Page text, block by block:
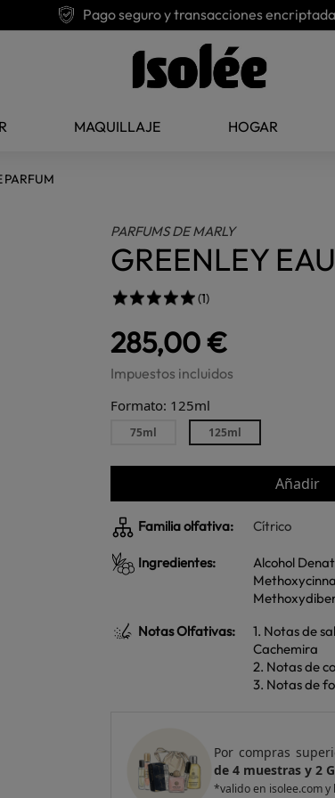
Pago seguro y transacciones
MAQUILLAJE HOGAR
PARFUM
PARFUMS DE MARLY
GREENLEY
(1)
285,00 €
Impuestos incluidos
Formato: 125ml
75ml 125ml
Añadir
Familia olfativa: Cítrico
Ingredientes:
Alcohol
Notas Olfativas:
1. Notas de
Cachemira
2. Notas de
3. Notas de
Por compras
de 4 muestras y 2
*valido en isolee.com